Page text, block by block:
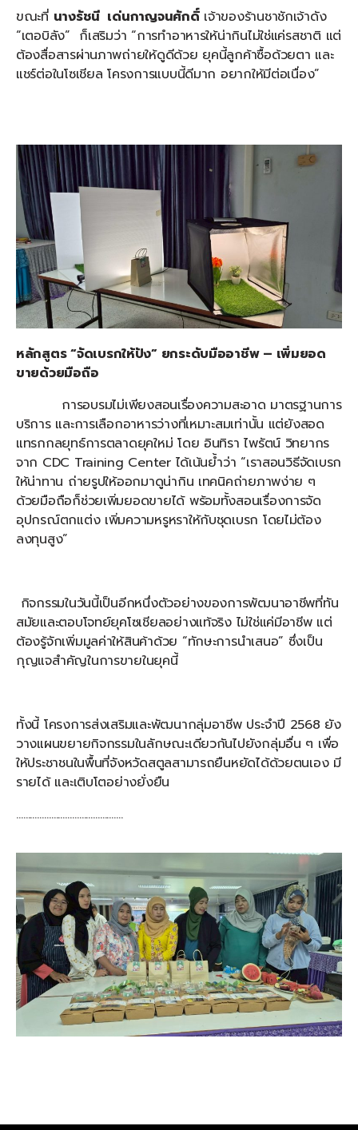
ขณะที่ นางรัชนี เด่นกาญจนศักดิ์เจ้าของร้านชาชักเจ้าดัง
“เตอบิลัง” ก็เสริมว่า “การทำอาหารให้น่ากินไม่ใช่แค่รสชาติ แต่
ต้องสื่อสารผ่านภาพถ่ายให้ดูดีด้วย ยุคนี้ลูกค้าซื้อด้วยตา และ
แชร์ต่อในโซเชียล โครงการแบบนี้ดีมาก อยากให้มีต่อเนื่อง”
หลักสูตร“จัดเบรกให้ปัง” ยกระดับมืออาชีพ – เพิ่มยอด
ขายด้วยมือถือ
การอบรมไม่เพียงสอนเรื่องความสะอาด มาตรฐานการ
บริการ และการเลือกอาหารว่างที่เหมาะสมเท่านั้น แต่ยังสอด
แทรกกลยุทธ์การตลาดยุคใหม่ โดย อินทิรา ไพรัตน์ วิทยากร
จาก CDC Training Center ได้เน้นย้ำว่า “เราสอนวิธีจัดเบรก
ให้น่าทาน ถ่ายรูปให้ออกมาดูน่ากิน เทคนิคถ่ายภาพง่าย ๆ
ด้วยมือถือก็ช่วยเพิ่มยอดขายได้ พร้อมทั้งสอนเรื่องการจัด
อุปกรณ์ตกแต่ง เพิ่มความหรูหราให้กับชุดเบรก โดยไม่ต้อง
ลงทุนสูง”
กิจกรรมในวันนี้เป็นอีกหนึ่งตัวอย่างของการพัฒนาอาชีพที่ทัน
สมัยและตอบโจทย์ยุคโซเชียลอย่างแท้จริง ไม่ใช่แค่มีอาชีพ แต่
ต้องรู้จักเพิ่มมูลค่าให้สินค้าด้วย “ทักษะการนำเสนอ” ซึ่งเป็น
กุญแจสำคัญในการขายในยุคนี้
ทั้งนี้ โครงการส่งเสริมและพัฒนากลุ่มอาชีพ ประจำปี 2568 ยัง
วางแผนขยายกิจกรรมในลักษณะเดียวกันไปยังกลุ่มอื่น ๆ เพื่อ
ให้ประชาชนในพื้นที่จังหวัดสตูลสามารถยืนหยัดได้ด้วยตนเอง มี
รายได้ และเติบโตอย่างยั่งยืน
……………………………………….